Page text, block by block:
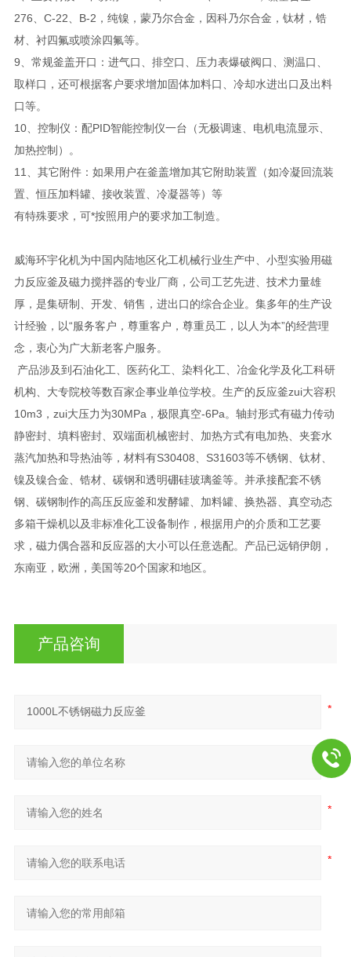
276、C-22、B-2，纯镍，蒙乃尔合金，因科乃尔合金，钛材，锆
材、衬四氟或喷涂四氟等。
9、常规釜盖开口：进气口、排空口、压力表爆破阀口、测温口、
取样口，还可根据客户要求增加固体加料口、冷却水进出口及出料
口等。
10、控制仪：配PID智能控制仪一台（无极调速、电机电流显示、
加热控制）。
11、其它附件：如果用户在釜盖增加其它附助装置（如冷凝回流装
置、恒压加料罐、接收装置、冷凝器等）等
有特殊要求，可*按照用户的要求加工制造。
威海环宇化机为中国内陆地区化工机械行业生产中、小型实验用磁
力反应釜及磁力搅拌器的专业厂商，公司工艺先进、技术力量雄
厚，是集研制、开发、销售，进出口的综合企业。集多年的生产设
计经验，以“服务客户，尊重客户，尊重员工，以人为本”的经营理
念，衷心为广大新老客户服务。
产品涉及到石油化工、医药化工、染料化工、冶金化学及化工科研
机构、大专院校等数百家企事业单位学校。生产的反应釜zui大容积
10m3，zui大压力为30MPa，极限真空-6Pa。轴封形式有磁力传动
静密封、填料密封、双端面机械密封、加热方式有电加热、夹套水
蒸汽加热和导热油等，材料有S30408、S31603等不锈钢、钛材、
镍及镍合金、锆材、碳钢和透明硼硅玻璃釜等。并承接配套不锈
钢、碳钢制作的高压反应釜和发酵罐、加料罐、换热器、真空动态
多箱干燥机以及非标准化工设备制作，根据用户的介质和工艺要
求，磁力偶合器和反应器的大小可以任意选配。产品已远销伊朗，
东南亚，欧洲，美国等20个国家和地区。
产品咨询